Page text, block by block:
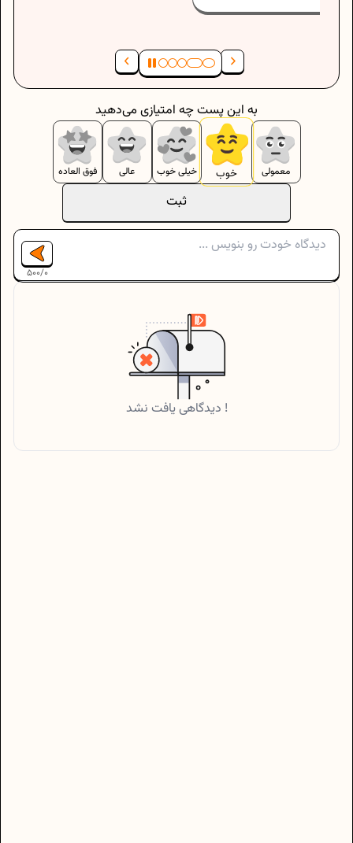
ثبت
معمولی خوب خیلی خوب عالی فوق العاده
به این پست چه امتیازی می‌دهید
500/0
دیدگاهی یافت نشد !